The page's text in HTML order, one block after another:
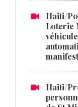
Haiti/
Loterie
Haiti/